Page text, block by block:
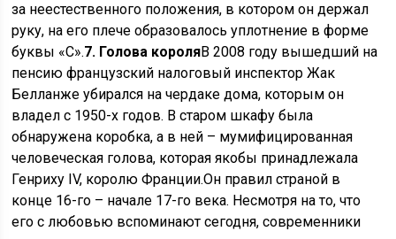
за неестественного положения, в котором он держал
руку, на его плече образовалось уплотнение в форме
буквы «С».7. Голова короляВ 2008 году вышедший на
пенсию французский налоговый инспектор Жак
Белланже убирался на чердаке дома, которым он
владел с 1950-х годов. В старом шкафу была
обнаружена коробка, а в ней – мумифицированная
человеческая голова, которая якобы принадлежала
Генриху IV, королю Франции.Он правил страной в
конце 16-го – начале 17-го века. Несмотря на то, что
его с любовью вспоминают сегодня, современники